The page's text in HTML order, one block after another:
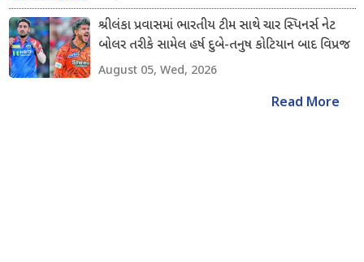
શ્રીલંકા પ્રવાસમાં ભારતીય ટીમ સાથે ચાર સ્પિનર્સ નેટ
બોલર તરીકે સામેલ હર્ષ દુબે-તનુષ કોટિયાન બાદ વિપ્રજ
નિગમ અને શિવાંગ કુમારનો સમાવેશ કરાયો
August 05, Wed, 2026
Read More